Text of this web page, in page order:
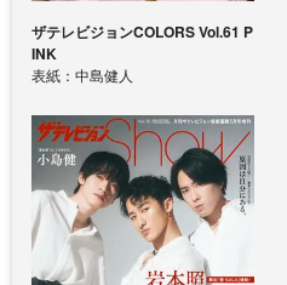
ザテレビジョンCOLORS Vol.61 P
INK
表紙：中島健人